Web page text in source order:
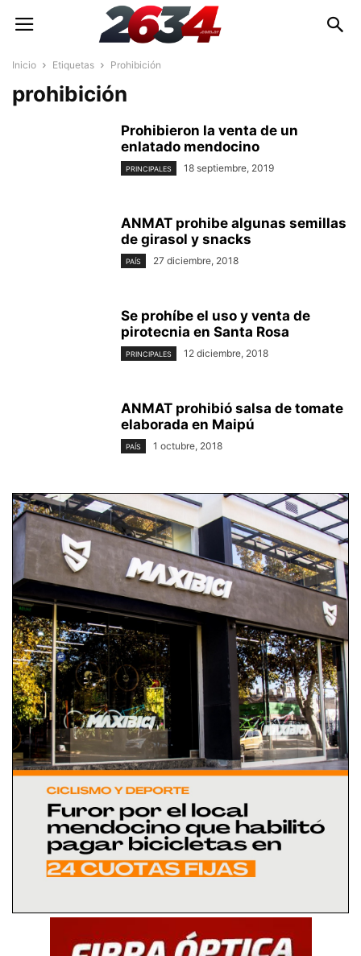
Inicio Etiquetas Prohibición
prohibición
Prohibieron la venta de un
enlatado mendocino
PRINCIPALES 18 septiembre, 2019
ANMAT prohibe algunas semillas
de girasol y snacks
PAÍS 27 diciembre, 2018
Se prohíbe el uso y venta de
pirotecnia en Santa Rosa
PRINCIPALES 12 diciembre, 2018
ANMAT prohibió salsa de tomate
elaborada en Maipú
PAÍS 1 octubre, 2018